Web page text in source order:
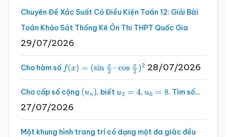
Chuyên Đề Xác Suất Có Điều Kiện Toán 12: Giải Bài
Toán Khảo Sát Thống Kê Ôn Thi THPT Quốc Gia
29/07/2026
Cho hàm số f(x)=(sinx2 –cosx2 )2 28/07/2026
Cho cấp số cộng (un), biếtu2 =4 , u6 =8 . Tìm số…
27/07/2026
Một khung hình trang trí có dạng một đa giác đều